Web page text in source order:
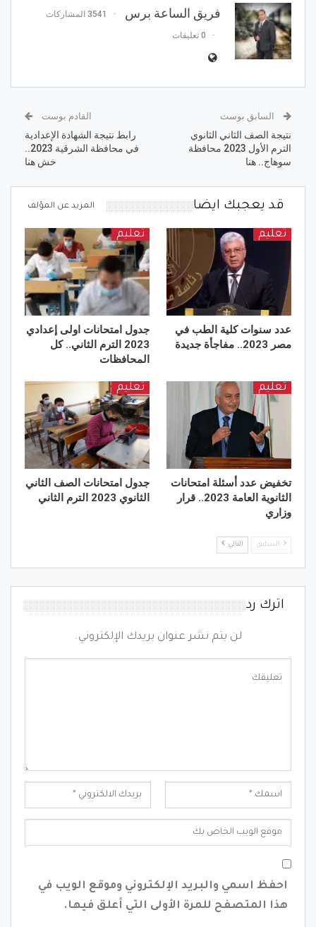
فريق الساعة برس 3541 المشاركات
0 تعليقات
السابق بوست
نتيجة الصف الثاني الثانوي
الترم الأول 2023 محافظة
سوهاج.. هنا
القادم بوست
رابط نتيجة الشهادة الإعدادية
في محافظة الشرقية 2023..
خش هنا
قد يعجبك ايضا المزيد عن المؤلف
تعليم
عدد سنوات كلية الطب في
مصر 2023.. مفاجأة جديدة
تعليم
جدول امتحانات اولى إعدادي
2023 الترم الثاني.. كل
المحافظات
تعليم
تخفيض عدد أسئلة امتحانات
الثانوية العامة 2023.. قرار
وزاري
تعليم
جدول امتحانات الصف الثاني
الثانوي 2023 الترم الثاني
السابق التالي
اترك رد
لن يتم نشر عنوان بريدك الإلكتروني.
احفظ اسمي والبريد الإلكتروني وموقع الويب في
هذا المتصفح للمرة الأولى التي أعلق فيها.